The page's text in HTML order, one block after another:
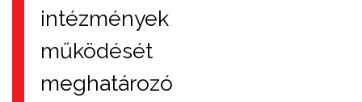
intézmények
működését
meghatározó